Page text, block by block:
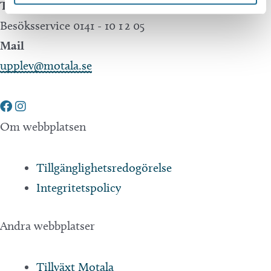
Telefon
Besöksservice 0141 - 10 1 2 05
Mail
upplev@motala.se
Om webbplatsen
Tillgänglighetsredogörelse
Integritetspolicy
Andra webbplatser
Tillväxt Motala